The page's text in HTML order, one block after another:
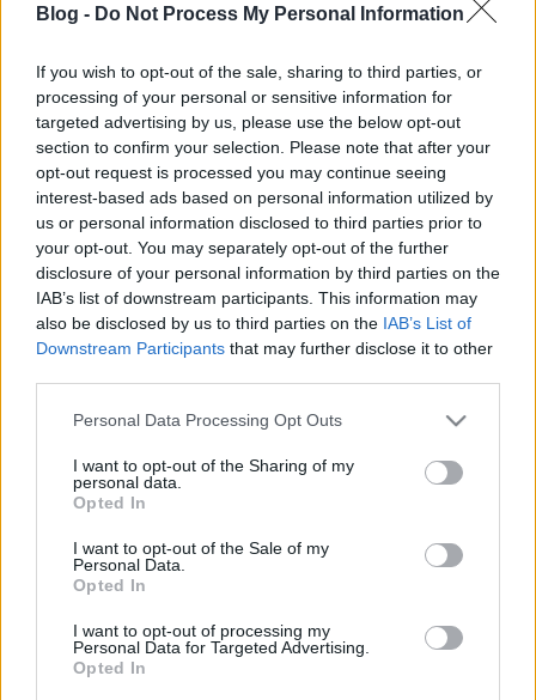
Blog - Do Not Process My Personal Information
If you wish to opt-out of the sale, sharing to third parties, or
processing of your personal or sensitive information for
targeted advertising by us, please use the below opt-out
section to confirm your selection. Please note that after your
opt-out request is processed you may continue seeing
interest-based ads based on personal information utilized by
us or personal information disclosed to third parties prior to
your opt-out. You may separately opt-out of the further
disclosure of your personal information by third parties on the
IAB’s list of downstream participants. This information may
also be disclosed by us to third parties on the IAB’s List of
Downstream Participants that may further disclose it to other
Please note that this website/app uses one or more Google
not limited to your visit or usage behaviour. You may click to
grant or deny consent to Google and its third-party tags to
use your data for below specified purposes in below Google
consent section.
Personal Data Processing Opt Outs
I want to opt-out of the Sharing of my
personal data.
Opted In
I want to opt-out of the Sale of my
Personal Data.
Opted In
I want to opt-out of processing my
Personal Data for Targeted Advertising.
Opted In
zöld növényzet hiánya, melyet persze parkok,
fasorok, utcafronti ágyások létesítésével próbálnak
enyhíteni az illetékes hivatalok, vagy maguk a
helyben élők, de a városok szerkezete alapvetően
ritkán alkalmas nagyszámú,…
Futónövény, ha útban van
Megyeri Szabolcs•2013. szeptember 27.
Érdekes, és szokatlan kérdéssel szembesültem a
minap, mert általában az ültetéssel,
növénytelepítéssel kapcsolatban keresnek meg,
most mégis az ellenkezője, egy növény eltávolítása
került szóba. Egész pontosan arról van szó, hogy
adott egy társasház, melynek egyik falán…
Függőleges erdő Milánóban
Megyeri Szabolcs•
A város - csak úgy tippelek - 80% betonból, kőből,
fémből és üvegből épül fel, a maradék kevés